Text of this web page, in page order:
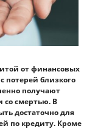
от финансовых
потерей близкого
получают
со смертью. В
достаточно для
по кредиту. Кроме